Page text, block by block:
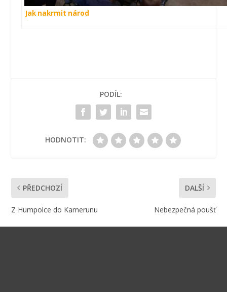
Jak nakrmit národ
PODÍL:
HODNOTIT:
PŘEDCHOZÍ
Z Humpolce do Kamerunu
DALŠÍ
Nebezpečná poušť